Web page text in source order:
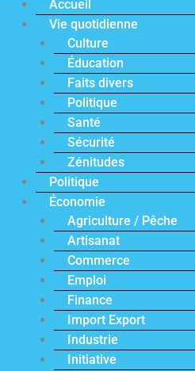
Accueil
Vie quotidienne
Culture
Éducation
Faits divers
Politique
Santé
Sécurité
Zénitudes
Politique
Économie
Agriculture / Pêche
Artisanat
Commerce
Emploi
Finance
Import Export
Industrie
Initiative